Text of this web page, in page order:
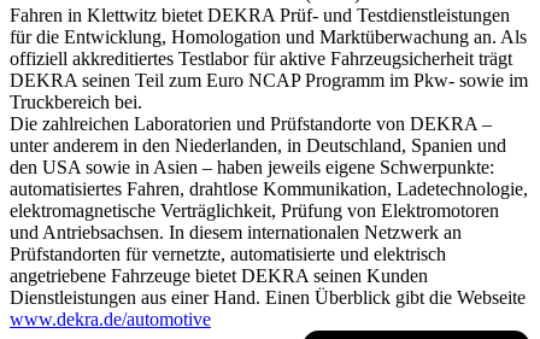
Fahren in Klettwitz bietet DEKRA Prüf- und Testdienstleistungen
für die Entwicklung, Homologation und Marktüberwachung an. Als
offiziell akkreditiertes Testlabor für aktive Fahrzeugsicherheit trägt
DEKRA seinen Teil zum Euro NCAP Programm im Pkw- sowie im
Truckbereich bei.
Die zahlreichen Laboratorien und Prüfstandorte von DEKRA –
unter anderem in den Niederlanden, in Deutschland, Spanien und
den USA sowie in Asien – haben jeweils eigene Schwerpunkte:
automatisiertes Fahren, drahtlose Kommunikation, Ladetechnologie,
elektromagnetische Verträglichkeit, Prüfung von Elektromotoren
und Antriebsachsen. In diesem internationalen Netzwerk an
Prüfstandorten für vernetzte, automatisierte und elektrisch
angetriebene Fahrzeuge bietet DEKRA seinen Kunden
Dienstleistungen aus einer Hand. Einen Überblick gibt die Webseite
www.dekra.de/automotive